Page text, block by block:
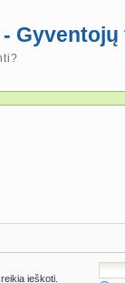
ieškoti.